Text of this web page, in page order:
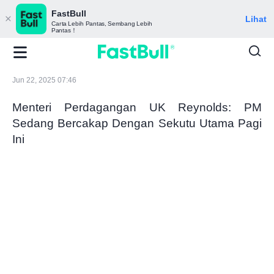
FastBull
Carta Lebih Pantas, Sembang Lebih
Pantas！
Lihat
Jun 22, 2025 07:46
Menteri Perdagangan UK Reynolds: PM
Sedang Bercakap Dengan Sekutu Utama Pagi
Ini